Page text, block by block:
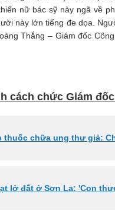
nữ bác sỹ này ngã về
này lớn tiếng đe dọa.
Thắng – Giám đốc
cách chức Giám
thuốc chữa ung thư giả:
lở đất ở Sơn La: 'Con